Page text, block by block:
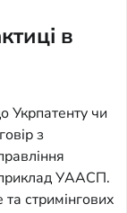
в
Укрпатенту чи
з
УААСП.
стримінгових